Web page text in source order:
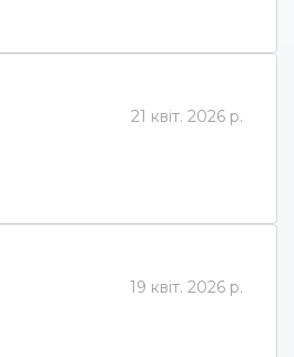
21 квіт. 2026 р.
19 квіт. 2026 р.